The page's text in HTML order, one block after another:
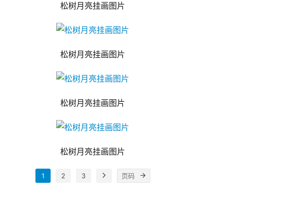
松树月亮挂画图片
松树月亮挂画图片
松树月亮挂画图片
松树月亮挂画图片
1 2 3